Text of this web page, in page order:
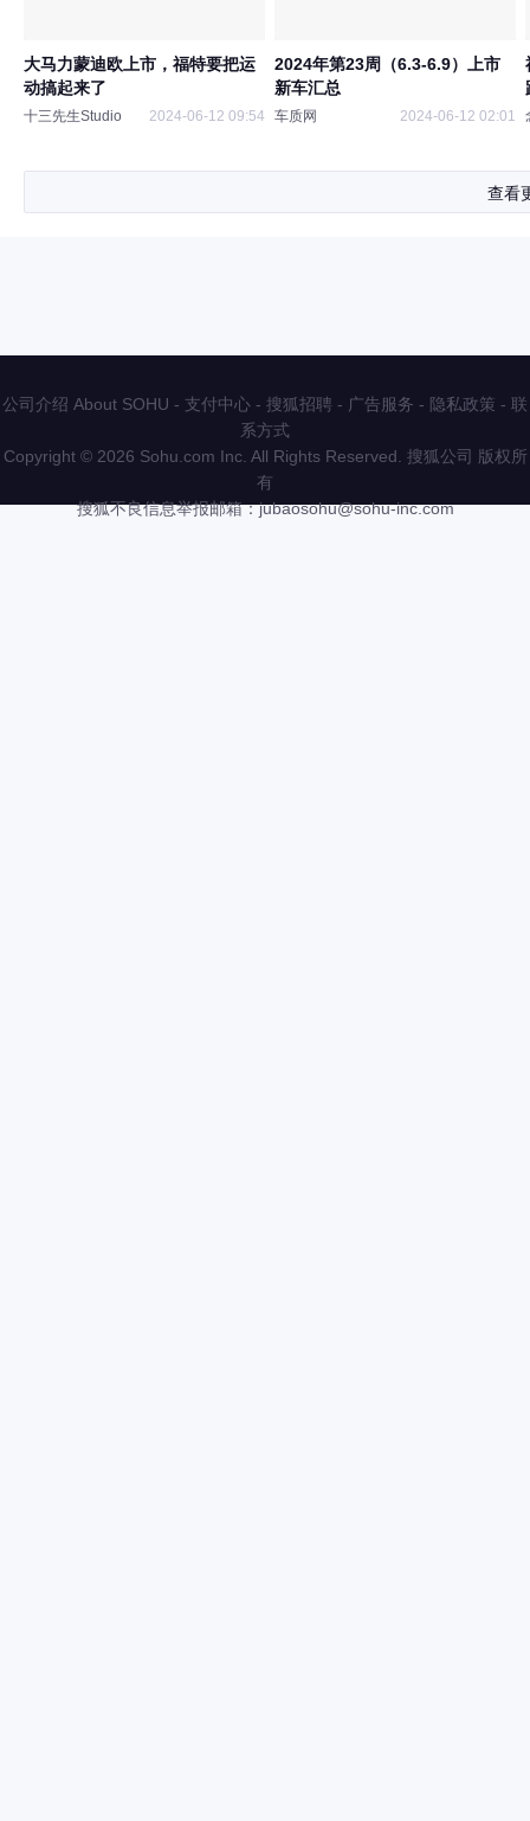
大马力蒙迪欧上市，福特要把运
动搞起来了
十三先生Studio 2024-06-12 09:54
2024年第23周（6.3-6.9）上市
新车汇总
车质网 2024-06-12 02:01
查看
公司介绍 About SOHU - 支付中心 - 搜狐招聘 - 广告服务 - 隐私政策 - 联
系方式
Copyright © 2026 Sohu.com Inc. All Rights Reserved. 搜狐公司 版权所
有
搜狐不良信息举报邮箱：jubaosohu@sohu-inc.com